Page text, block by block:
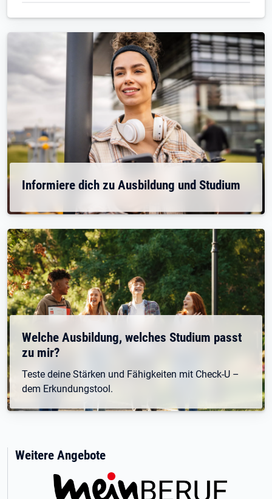
Informiere dich zu Ausbildung und Studium
Welche Ausbildung, welches Studium passt
zu mir?
Teste deine Stärken und Fähigkeiten mit Check-U –
dem Erkundungstool.
Weitere Angebote